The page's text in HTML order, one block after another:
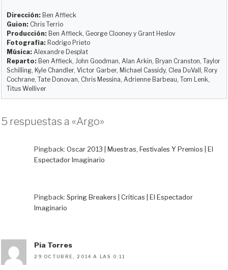
s
k
y
o
d
o
n
b
o
o
k
t
i
Dirección: Ben Affleck
Guion: Chris Terrio
Producción: Ben Affleck, George Clooney y Grant Heslov
Fotografía: Rodrigo Prieto
Música: Alexandre Desplat
Reparto: Ben Affleck, John Goodman, Alan Arkin, Bryan Cranston, Taylor
Schilling, Kyle Chandler, Victor Garber, Michael Cassidy, Clea DuVall, Rory
Cochrane, Tate Donovan, Chris Messina, Adrienne Barbeau, Tom Lenk,
Titus Welliver
5 respuestas a «Argo»
Pingback: Oscar 2013 | Muestras, Festivales Y Premios | El
Espectador Imaginario
Pingback: Spring Breakers | Críticas | El Espectador
Imaginario
Pia Torres
29 OCTUBRE, 2014 A LAS 0:11